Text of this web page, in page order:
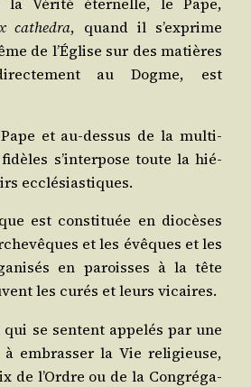
cathe­dra, quand il s’exprime
de l’Église sur des matières
au Dogme, est
et au-des­sus de la mul­ti­
s’interpose toute la hié­
ecclésiastiques.
est consti­tuée en dio­cèses
et les évêques et les
en paroisses à la tête
les curés et leurs vicaires.
qui se sentent appe­lés par une
embras­ser la Vie reli­gieuse,
de l’Ordre ou de la Congré­ga­